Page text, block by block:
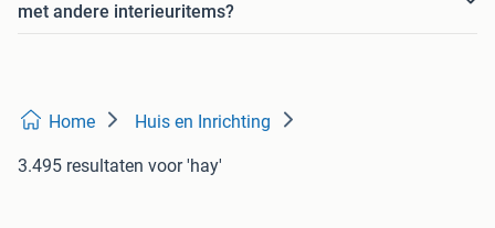
met andere interieuritems?
Home Huis en Inrichting
3.495 resultaten voor 'hay'